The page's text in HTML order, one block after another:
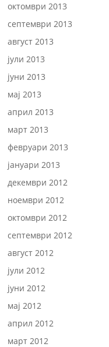
октомври 2013
септември 2013
август 2013
јули 2013
јуни 2013
мај 2013
април 2013
март 2013
февруари 2013
јануари 2013
декември 2012
ноември 2012
октомври 2012
септември 2012
август 2012
јули 2012
јуни 2012
мај 2012
април 2012
март 2012